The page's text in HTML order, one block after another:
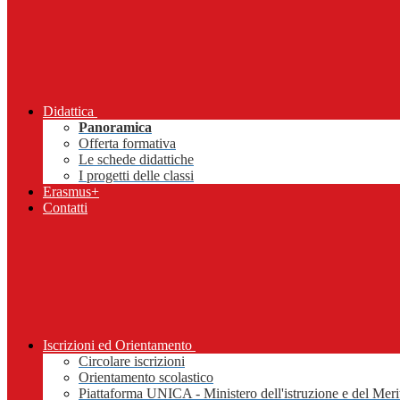
Didattica
Panoramica
Offerta formativa
Le schede didattiche
I progetti delle classi
Erasmus+
Contatti
Iscrizioni ed Orientamento
Circolare iscrizioni
Orientamento scolastico
Piattaforma UNICA - Ministero dell'istruzione e del